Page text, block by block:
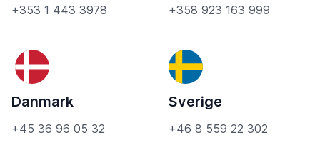
+353 1 443 3978 +358 923 163 999
Danmark
+45 36 96 05 32
Sverige
+46 8 559 22 302